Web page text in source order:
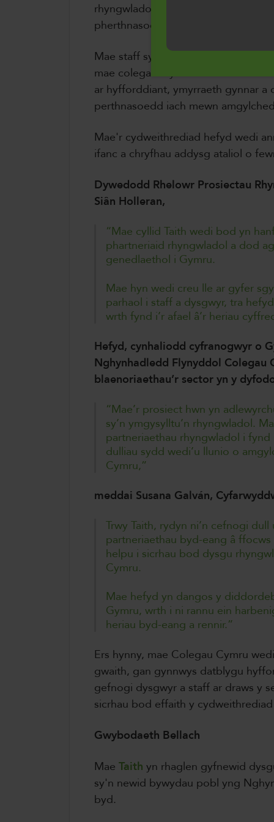
rhyngwladol Matt Brown
pherthnasoedd parchus.
Mae staff sy'n rhan o'r prosiect yn
mae colegau'n ymdrin â cham-drin
ar hyfforddiant, ymyrraeth gynnar a
perthnasoedd iach mewn
Mae'r cydweithrediad hefyd wedi
ifanc a chryfhau addysg ataliol o
Dywedodd Rhelowr Prosiectau
Siân Holleran,
“Mae cyllid Taith wedi bod yn
phartneriaid rhyngwladol a dod
genedlaethol i Gymru.
Mae hyn wedi creu lle ar gyfer
parhaol i staff a dysgwyr, tra
wrth fynd i’r afael â’r heriau
Hefyd, cynhaliodd cyfranogwyr o
Nghynhadledd Flynyddol Colegau
blaenoriaethau’r sector yn y
“Mae’r prosiect hwn yn
sy’n ymgysylltu’n rhyngwladol.
partneriaethau rhyngwladol i
dulliau sydd wedi’u llunio o
Cymru,”
meddai Susana Galván,
Trwy Taith, rydyn ni’n cefnogi
partneriaethau byd-eang â
helpu i sicrhau bod dysgu
Cymru.
Mae hefyd yn dangos y
Gymru, wrth i ni rannu ein
heriau byd-eang a rennir.”
Ers hynny, mae Colegau Cymru
gwaith, gan gynnwys datblygu
gefnogi dysgwyr a staff ar draws y
sicrhau bod effaith y
Gwybodaeth Bellach
Mae Taith yn rhaglen gyfnewid
sy'n newid bywydau pobl yng
byd.